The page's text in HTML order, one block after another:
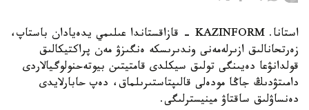
استانا. KAZINFORM - قازاقستاندا عىلىمي يدەيادان باستاپ،
زەرتحانالىق ازىرلەمەنى وندىرىسكە ەنگىزۋ مەن پراكتيكالىق
قولدانۋعا دەيىنگى تولىق سيكلدى قامتيتىن بيوتەحنولوگيالاردى
دامىتۋدىڭ جاڭا مودەلى قالىپتاستىرىلماق، دەپ حابارلايدى
دەنساۋلىق ساقتاۋ مينيسترلىگى.